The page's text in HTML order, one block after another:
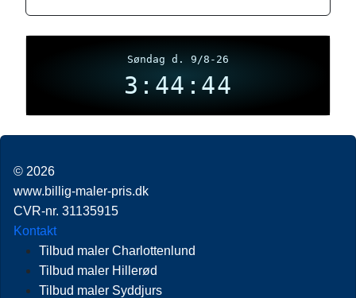
Søndag d. 9/8-26
3:44:45
© 2026
www.billig-maler-pris.dk
CVR-nr. 31135915
Kontakt
Tilbud maler Charlottenlund
Tilbud maler Hillerød
Tilbud maler Syddjurs